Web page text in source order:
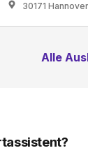
30171 Hannover
Alle